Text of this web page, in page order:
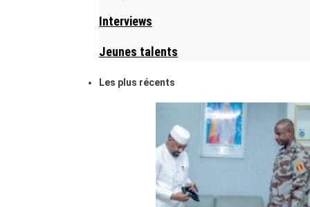
Interviews
Jeunes talents
Les plus récents